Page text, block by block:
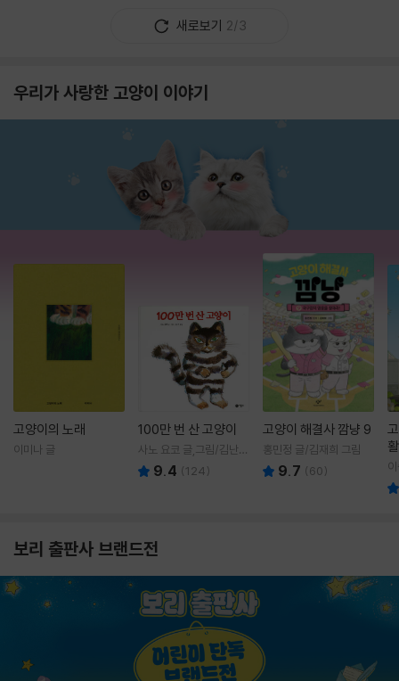
새로보기 2/3
우리가 사랑한 고양이 이야기
고양이의 노래
이미나 글
100만 번 산 고양이
사노 요코 글,그림/김난주
역 9.4 (124)
고양이 해결사 깜냥 9
홍민정 글/김재희 그림
9.7 (60)
보리 출판사 브랜드전